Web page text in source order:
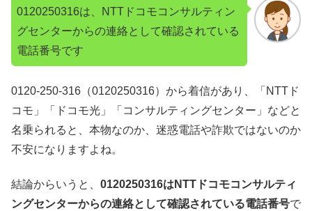
0120250316は、NTTドコモコンサルティン
グセンターからの連絡として確認されている
電話番号です
0120-250-316（0120250316）から着信があり、「NTTド
コモ」「ドコモ光」「コンサルティングセンター」などと
名乗られると、本物なのか、迷惑電話や詐欺ではないのか
不安になりますよね。
結論からいうと、 0120250316はNTTドコモコンサルティ
ングセンターからの連絡として確認されている電話番号で